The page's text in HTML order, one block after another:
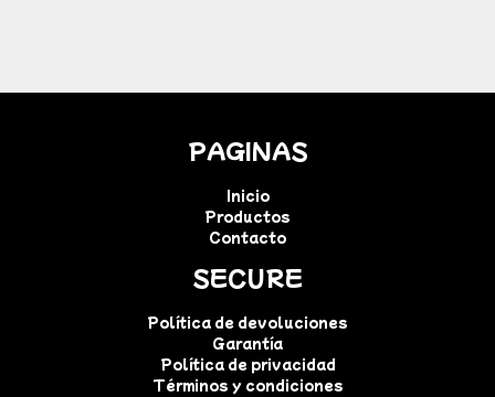
PAGINAS
Inicio
Productos
Contacto
SECURE
Política de devoluciones
Garantía
Política de privacidad
Términos y condiciones